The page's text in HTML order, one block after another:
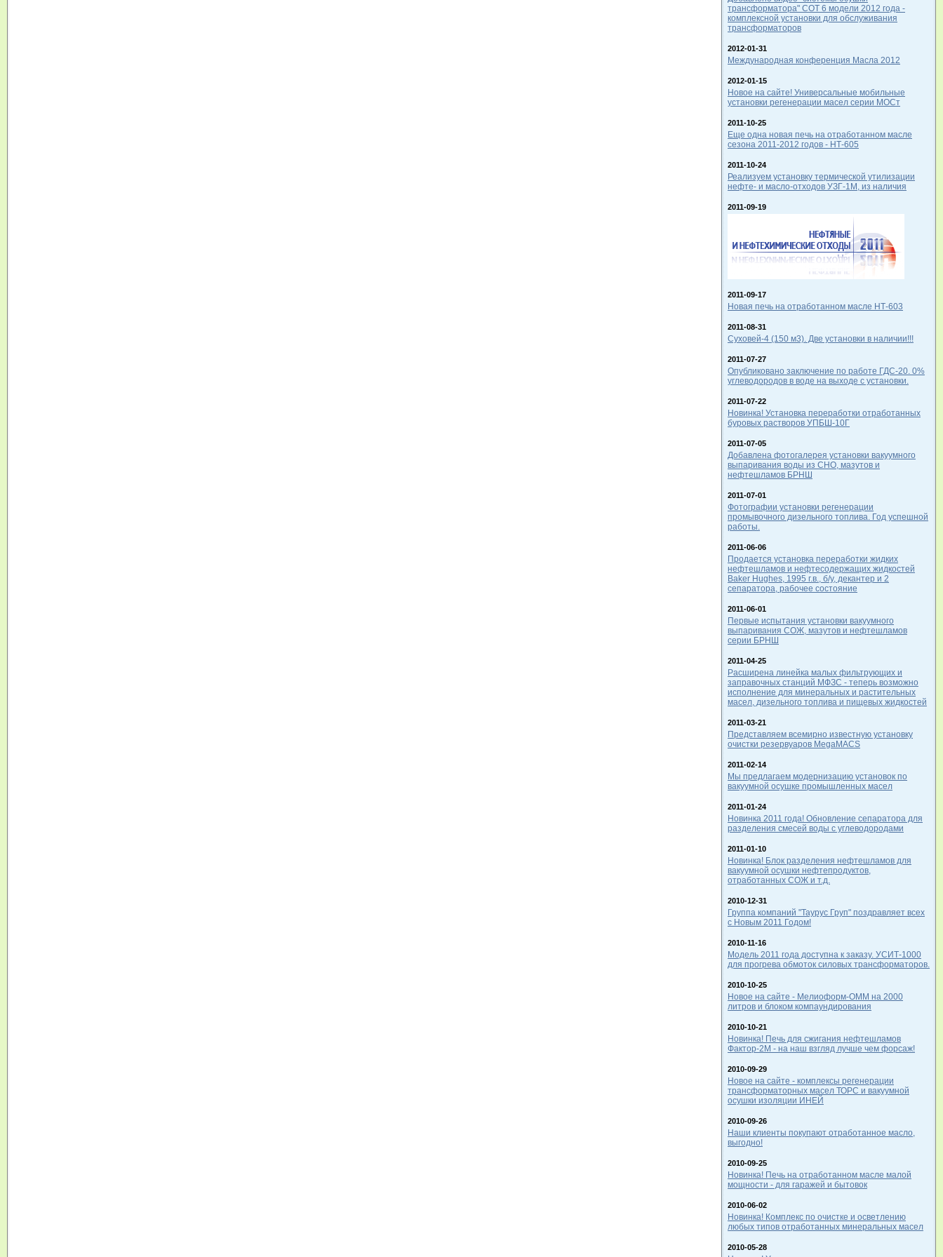
трансформатора" СОТ 6 модели 2012 года -
комплексной установки для обслуживания
трансформаторов
2012-01-31
Международная конференция Масла 2012
2012-01-15
Новое на сайте! Универсальные мобильные
установки регенерации масел серии МОСт
2011-10-25
Еще одна новая печь на отработанном масле
сезона 2011-2012 годов - НТ-605
2011-10-24
Реализуем установку термической утилизации
нефте- и масло-отходов УЗГ-1М, из наличия
2011-09-19
2011-09-17
Новая печь на отработанном масле НТ-603
2011-08-31
Суховей-4 (150 м3). Две установки в наличии!!!
2011-07-27
Опубликовано заключение по работе ГДС-20. 0%
углеводородов в воде на выходе с установки.
2011-07-22
Новинка! Установка переработки отработанных
буровых растворов УПБШ-10Г
2011-07-05
Добавлена фотогалерея установки вакуумного
выпаривания воды из СНО, мазутов и
нефтешламов БРНШ
2011-07-01
Фотографии установки регенерации
промывочного дизельного топлива. Год успешной
работы.
2011-06-06
Продается установка переработки жидких
нефтешламов и нефтесодержащих жидкостей
Baker Hughes, 1995 г.в., б/у, декантер и 2
сепаратора, рабочее состояние
2011-06-01
Первые испытания установки вакуумного
выпаривания СОЖ, мазутов и нефтешламов
серии БРНШ
2011-04-25
Расширена линейка малых фильтрующих и
заправочных станций МФЗС - теперь возможно
исполнение для минеральных и растительных
масел, дизельного топлива и пищевых жидкостей
2011-03-21
Представляем всемирно известную установку
очистки резервуаров MegaMACS
2011-02-14
Мы предлагаем модернизацию установок по
вакуумной осушке промышленных масел
2011-01-24
Новинка 2011 года! Обновление сепаратора для
разделения смесей воды с углеводородами
2011-01-10
Новинка! Блок разделения нефтешламов для
вакуумной осушки нефтепродуктов,
отработанных СОЖ и т.д.
2010-12-31
Группа компаний "Таурус Груп" поздравляет всех
с Новым 2011 Годом!
2010-11-16
Модель 2011 года доступна к заказу. УСИТ-1000
для прогрева обмоток силовых трансформаторов.
2010-10-25
Новое на сайте - Мелиоформ-ОММ на 2000
литров и блоком компаундирования
2010-10-21
Новинка! Печь для сжигания нефтешламов
Фактор-2М - на наш взгляд лучше чем форсаж!
2010-09-29
Новое на сайте - комплексы регенерации
трансформаторных масел ТОРС и вакуумной
осушки изоляции ИНЕЙ
2010-09-26
Наши клиенты покупают отработанное масло,
выгодно!
2010-09-25
Новинка! Печь на отработанном масле малой
мощности - для гаражей и бытовок
2010-06-02
Новинка! Комплекс по очистке и осветлению
любых типов отработанных минеральных масел
2010-05-28